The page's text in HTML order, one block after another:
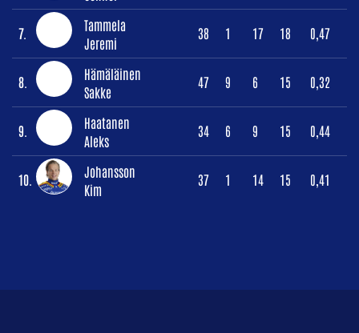
7.
Tammela
Jeremi
38 1 17 18 0,47
8.
Hämäläinen
Sakke
47 9 6 15 0,32
9.
Haatanen
Aleks
34 6 9 15 0,44
10.
Johansson
Kim
37 1 14 15 0,41